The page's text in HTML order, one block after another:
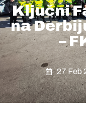
Ključni
na
–
27 Feb